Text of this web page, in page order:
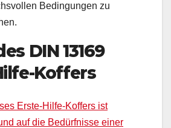
Bedingungen zu
DIN 13169
Koffers
Erste-Hilfe-Koffers ist
auf die Bedürfnisse einer